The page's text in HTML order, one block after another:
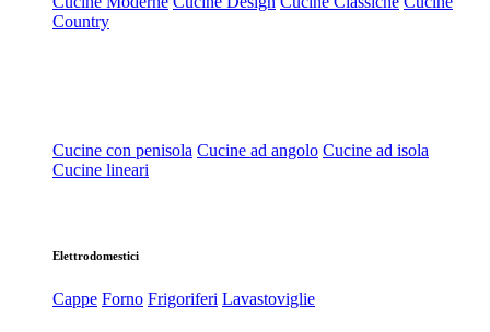
Country
Cucine con penisola Cucine ad angolo Cucine ad isola
Cucine lineari
Elettrodomestici
Cappe Forno Frigoriferi Lavastoviglie